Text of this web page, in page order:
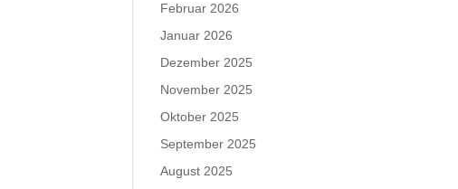
Februar 2026
Januar 2026
Dezember 2025
November 2025
Oktober 2025
September 2025
August 2025